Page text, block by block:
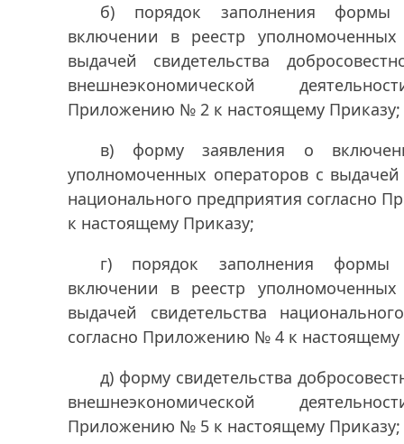
б) порядок заполнения формы
включении в реестр
выдачей свидетельства
внешнеэкономической
Приложению № 2 к настоящему Приказу;
в) форму заявления о
уполномоченных операторов с выдачей
национального предприятия согласно
к настоящему Приказу;
г) порядок заполнения формы
включении в реестр
выдачей свидетельства
согласно Приложению № 4 к настоящему
д) форму свидетельства
внешнеэкономической
Приложению № 5 к настоящему Приказу;